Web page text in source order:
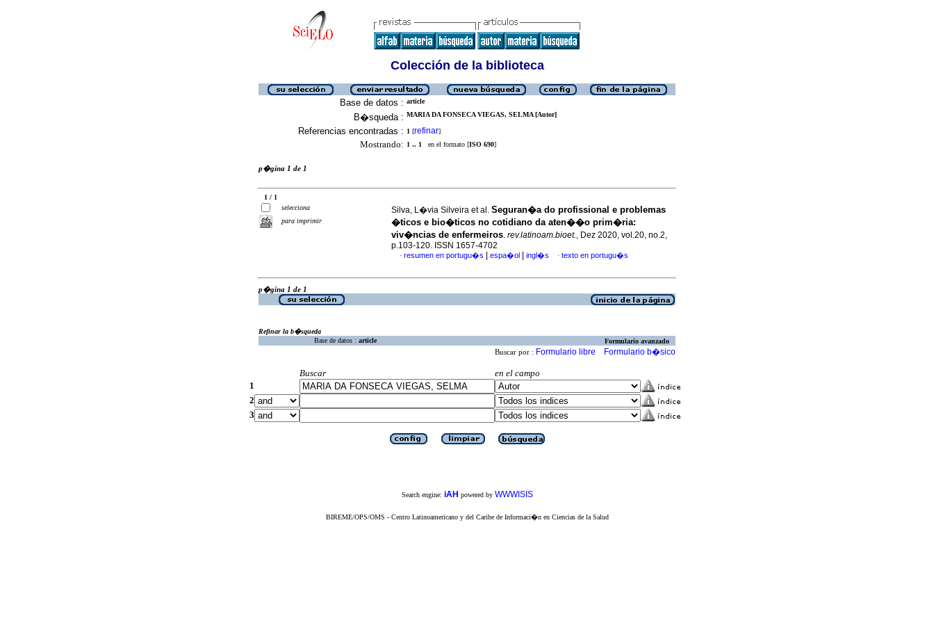
Colección de la biblioteca
Base de datos : article
B�squeda : MARIA DA FONSECA VIEGAS, SELMA [Autor]
Referencias encontradas : 1 [refinar]
Mostrando: 1 .. 1 en el formato [ISO 690]
p�gina 1 de 1
1 / 1
selecciona
para imprimir
Silva, L�via Silveira et al. Seguran�a do profissional e problemas
�ticos e bio�ticos no cotidiano da aten��o prim�ria:
viv�ncias de enfermeiros. rev.latinoam.bioet., Dez 2020, vol.20, no.2,
p.103-120. ISSN 1657-4702
· resumen en portugu�s espa�ol ingl�s · texto en portugu�s
p�gina 1 de 1
Refinar la b�squeda
Base de datos : article Formulario avanzado
Buscar por : Formulario libre Formulario b�sico
Buscar
en el campo
1
2
3
Search engine: iAH powered by WWWISIS
BIREME/OPS/OMS - Centro Latinoamericano y del Caribe de Informaci�n en Ciencias de la Salud